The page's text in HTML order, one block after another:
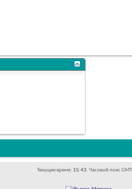
Текущее время: 15:43. Часовой пояс